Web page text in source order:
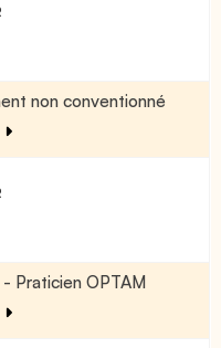
non conventionné
Praticien OPTAM